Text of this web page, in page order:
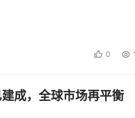
0
成，全球市场再平衡